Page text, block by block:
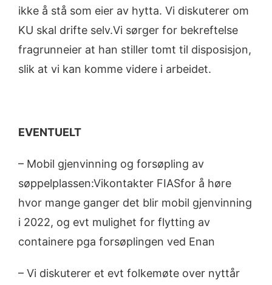
ikke å stå som eier av hytta. Vi diskuterer om
KU skal drifte selv.Vi sørger for bekreftelse
fragrunneier at han stiller tomt til disposisjon,
slik at vi kan komme videre i arbeidet.
EVENTUELT
– Mobil gjenvinning og forsøpling av
søppelplassen:Vikontakter FIASfor å høre
hvor mange ganger det blir mobil gjenvinning
i 2022, og evt mulighet for flytting av
containere pga forsøplingen ved Enan
– Vi diskuterer et evt folkemøte over nyttår